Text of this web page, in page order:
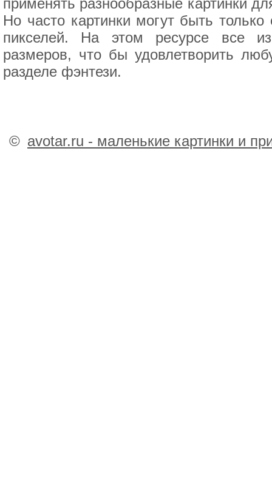
применять разнообразные картинки
Но часто картинки могут быть
пикселей. На этом ресурсе все
размеров, что бы удовлетворить
разделе фэнтези.
© avotar.ru - маленькие картинки и